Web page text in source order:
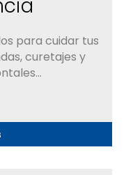
para cuidar tus
curetajes y